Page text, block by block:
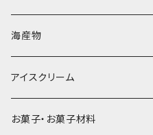
氷河の氷
氷アイテム
発泡スチロール無地-使い捨て
発泡スチロールプリント柄
かき氷スプーン・スプーンストロー
プラスチック・スプーン
プラスチック・スプーンストロー
コンデンスミルク・練乳・あんこ
かき氷セット
ドライアイス5ｋｇ
ドライアイス8ｋｇ
ドライアイス10ｋｇ
ビール・グラス
タンブラー
かき氷器
肉まん・あんまん
パスタ・スパゲッティ
惣菜
海産物
アイスクリーム
お菓子・お菓子材料